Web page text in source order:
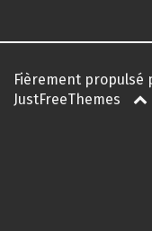
Fièrement propulsé
JustFreeThemes